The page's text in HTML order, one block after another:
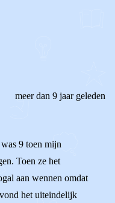
meer dan 9 jaar geleden
9 toen mijn
Toen ze het
aan wennen omdat
het uiteindelijk